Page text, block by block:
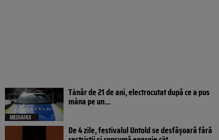
MEDIAFAX
Tânăr de 21 de ani, electrocutat după ce a pus
mâna pe un...
De 4 zile, festivalul Untold se desfășoară fără